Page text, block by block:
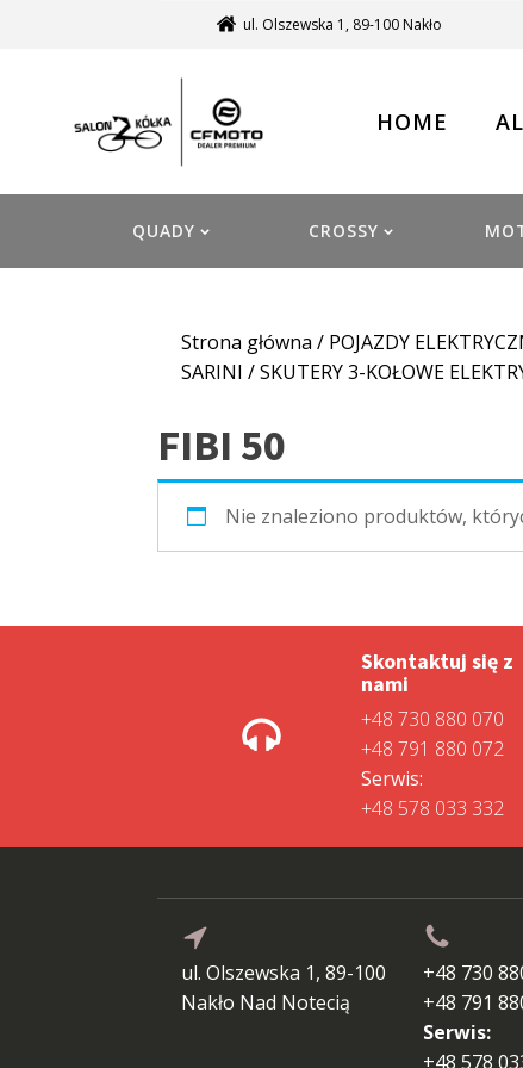
ul. Olszewska 1, 89-100 Nakło
HOME
QUADY CROSSY
Strona główna / POJAZDY
SARINI /SKUTERY 3-KOŁOWE
FIBI 50
Nie znaleziono produktów,
Skontaktuj się z
nami
+48 730 880 070
+48 791 880 072
Serwis:
+48 578 033 332
ul. Olszewska 1, 89-100
Nakło Nad Notecią
+48 730
+48 791
Serwis:
+48 578